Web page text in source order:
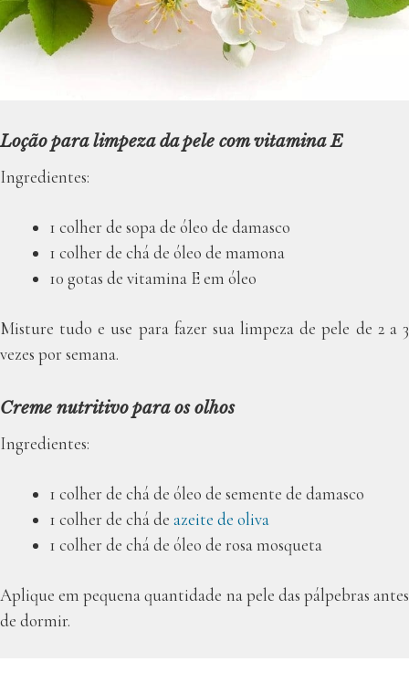
Loção para limpeza da pele com vitamina E
Ingredientes:
1 colher de sopa de óleo de damasco
1 colher de chá de óleo de mamona
10 gotas de vitamina E em óleo
Misture tudo e use para fazer sua limpeza de pele de 2 a 3
vezes por semana.
Creme nutritivo para os olhos
Ingredientes:
1 colher de chá de óleo de semente de damasco
1 colher de chá de azeite de oliva
1 colher de chá de óleo de rosa mosqueta
Aplique em pequena quantidade na pele das pálpebras antes
de dormir.